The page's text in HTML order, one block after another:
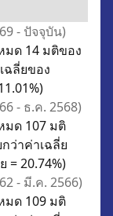
- ปัจจุบัน)
มด 14 มติของ
ฉลี่ยของ
- ธ.ค. 2568)
มด 107 มติ
ว่าค่าเฉลี่ย
= 20.74%)
- มี.ค. 2566)
มด 109 มติ